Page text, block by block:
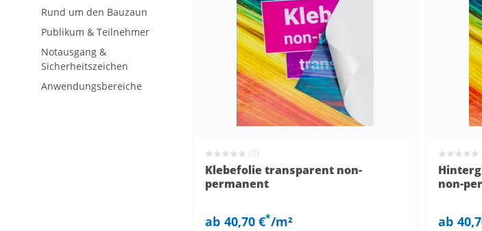
Rund um den Bauzaun
Publikum & Teilnehmer
Notausgang &
Sicherheitszeichen
Anwendungsbereiche
(0)
Klebefolie transparent non-
permanent
ab 40,70 €*/m²
non-
ab